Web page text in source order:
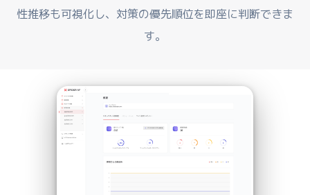
性推移も可視化し、対策の優先順位を即座に判断できま
す。